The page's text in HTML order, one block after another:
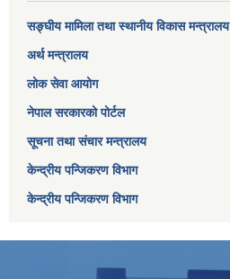
सङ्घीय मामिला तथा स्थानीय विकास मन्त्रालय
अर्थ मन्त्रालय
लोक सेवा आयोग
नेपाल सरकारको पोर्टल
सूचना तथा संचार मन्त्रालय
केन्द्रीय पन्जिकरण विभाग
केन्द्रीय पन्जिकरण विभाग